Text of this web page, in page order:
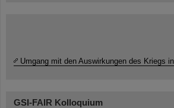
Umgang mit den Auswirkungen des Kriegs
GSI-FAIR Kolloquium